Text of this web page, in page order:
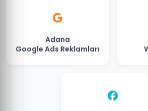
Adana
Google Ads Reklamları